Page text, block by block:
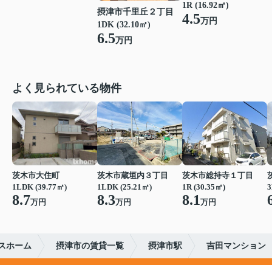
摂津市千里丘２丁目
1DK (32.10㎡)
6.5万円
1R (16.92㎡)
4.5万円
よく見られている物件
茨木市大住町
1LDK (39.77㎡)
8.7万円
茨木市蔵垣内３丁目
1LDK (25.21㎡)
8.3万円
茨木市総持寺１丁目
1R (30.35㎡)
8.1万円
ホーム 摂津市の賃貸一覧 摂津市駅 吉田マンション